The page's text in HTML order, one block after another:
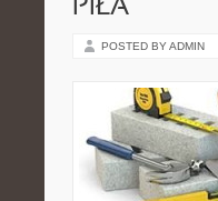
PIŁA
POSTED BY ADMIN